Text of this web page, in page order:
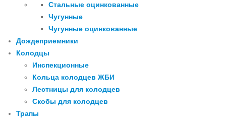
Стальные оцинкованные
Чугунные
Чугунные оцинкованные
Дождеприемники
Колодцы
Инспекционные
Кольца колодцев ЖБИ
Лестницы для колодцев
Скобы для колодцев
Трапы